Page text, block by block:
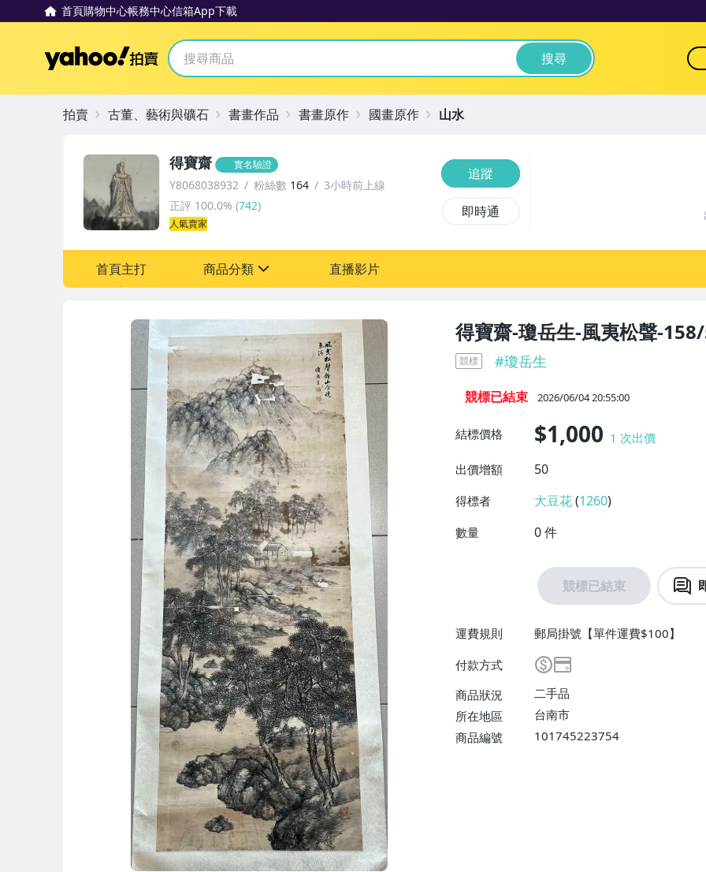
首頁購物中心帳務中心信箱App下載
Yahoo拍賣 搜尋
得寶齋-瓊岳生-風夷松聲-
競標 #瓊岳生
競標已結束 2026/06/04 20:55:00
結標價格 $1,000 1 次出價
出價增額
50
得標者 大豆花 (1260)
數量 0件
競標已結束
運費規則
郵局掛號【單件運費$100】
付款方式
商品狀況
二手品
所在地區
台南市
商品編號
101745223754
得寶齋 實名驗證
Y8068038932 粉絲數 164
3小時前上線
正評 100.0% (742)
人氣賣家
追蹤
即時通
首頁主打 商品分類 直播影片
拍賣 古董、藝術與礦石 書畫作品 書畫原作 國畫原作 山水